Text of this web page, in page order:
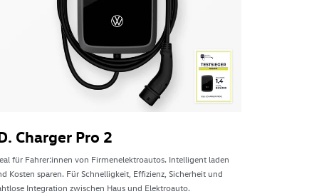
Charger Pro 2
für Fahrer:innen von Firmenelektroautos. Intelligent laden
Kosten sparen. Für Schnelligkeit, Effizienz, Sicherheit und
Integration zwischen Haus und Elektroauto.